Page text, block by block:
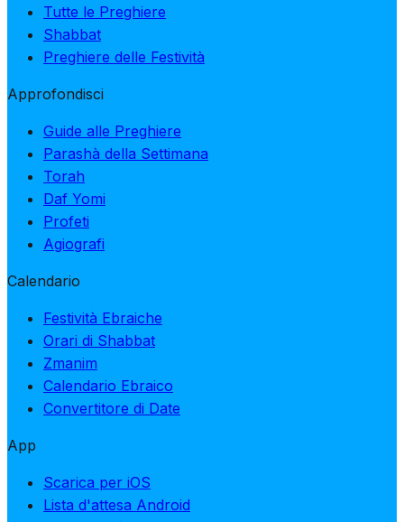
Tutte le Preghiere
Shabbat
Preghiere delle Festività
Approfondisci
Guide alle Preghiere
Parashà della Settimana
Torah
Daf Yomi
Profeti
Agiografi
Calendario
Festività Ebraiche
Orari di Shabbat
Zmanim
Calendario Ebraico
Convertitore di Date
App
Scarica per iOS
Lista d'attesa Android